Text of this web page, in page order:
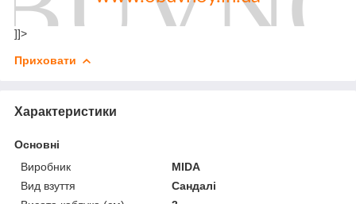
]]>
Приховати
Характеристики
Основні
Виробник
MIDA
Вид взуття
Сандалі